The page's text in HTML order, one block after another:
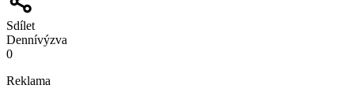
Sdílet
Dennívýzva
0
Reklama